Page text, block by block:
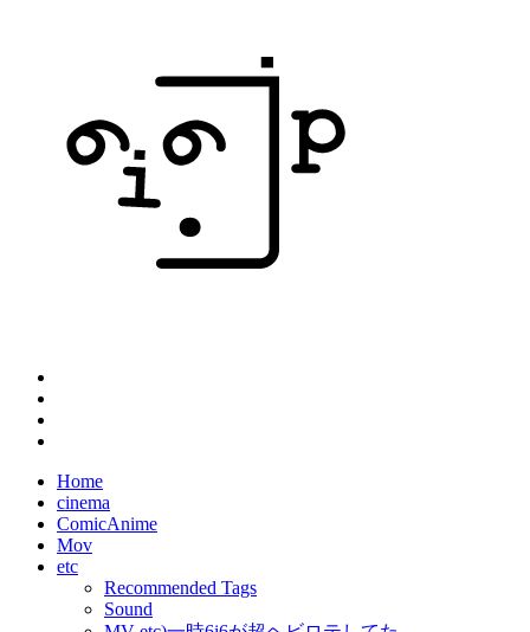
Home
cinema
ComicAnime
Mov
etc
Recommended Tags
Sound